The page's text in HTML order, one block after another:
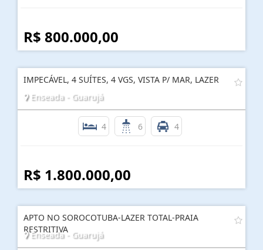
R$ 800.000,00
IMPECÁVEL, 4 SUÍTES, 4 VGS, VISTA P/ MAR, LAZER
Enseada - Guarujá
4 6 4
R$ 1.800.000,00
APTO NO SOROCOTUBA-LAZER TOTAL-PRAIA
RESTRITIVA
Enseada - Guarujá